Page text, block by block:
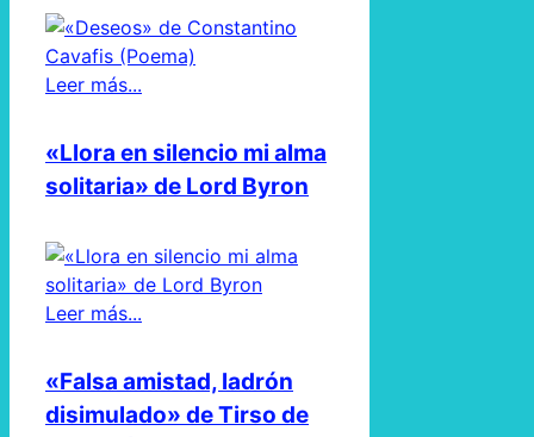
Leer más...
«Llora en silencio mi alma
solitaria» de Lord Byron
Leer más...
«Falsa amistad, ladrón
disimulado» de Tirso de